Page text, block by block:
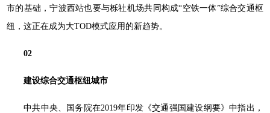
市的基础，宁波西站也要与栎社机场共同构成“空铁一体”综合交通枢
纽，这正在成为大TOD模式应用的新趋势。
02
建设综合交通枢纽城市
中共中央、国务院在2019年印发《交通强国建设纲要》中指出，